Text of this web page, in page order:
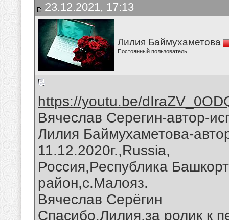
23.12.2021, 17:13
Лилия Баймухаметова
Постоянный пользователь
https://youtu.be/
Вячеслав Серегин-автор-
Лилия Баймухаметова-
11.12.2020г.,Russia,
Россия,Республика
район,с.Малояз.
Вячеслав Серёгин
Спасибо,Лилия,за ролик к